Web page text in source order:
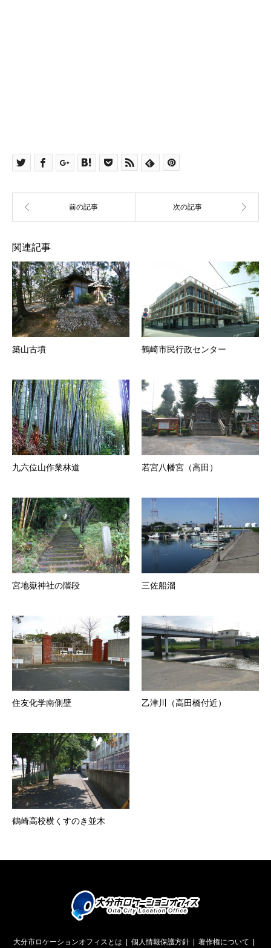
関連記事
築山古墳 鶴崎市民行政センター
九六位山作業林道 若宮八幡宮（高田）
宮地嶽神社の階段 三佐船溜
住友化学南側壁 乙津川（高田橋付近）
鶴崎高校横くすのき並木
大分市ロケーションオフィスとは 個人情報保護方針 著作権について